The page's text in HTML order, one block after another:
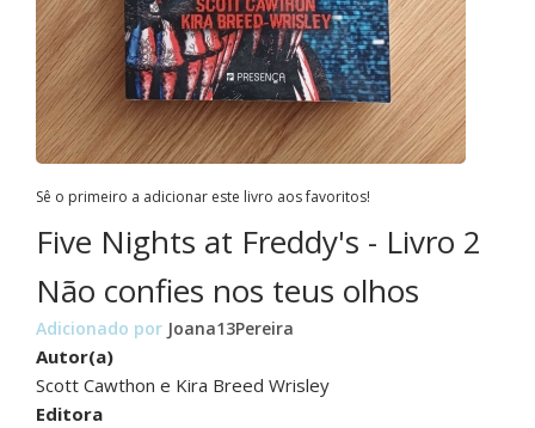
Sê o primeiro a adicionar este livro aos favoritos!
Five Nights at Freddy's - Livro 2
Não confies nos teus olhos
Adicionado por Joana13Pereira
Autor(a)
Scott Cawthon e Kira Breed Wrisley
Editora